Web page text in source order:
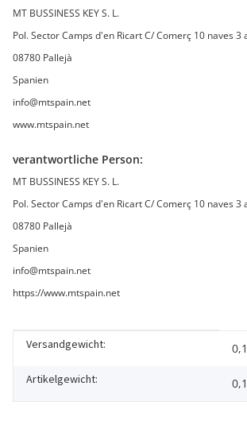
MT BUSSINESS KEY S. L.
Pol. Sector Camps d'en Ricart C/ Comerç 10 naves 3
08780 Pallejà
Spanien
info@mtspain.net
www.mtspain.net
verantwortliche Person:
MT BUSSINESS KEY S. L.
Pol. Sector Camps d'en Ricart C/ Comerç 10 naves 3
08780 Pallejà
Spanien
info@mtspain.net
https://www.mtspain.net
Produkteigenschaft
Wert
Versandgewicht:
Artikelgewicht: